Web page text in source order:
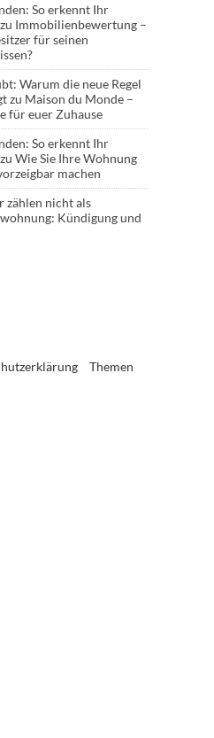
So erkennt Ihr
zu Immobilienbewertung –
für seinen
Warum die neue Regel
zu Maison du Monde –
für euer Zuhause
So erkennt Ihr
zu Wie Sie Ihre Wohnung
machen
zählen nicht als
Kündigung und
Themen